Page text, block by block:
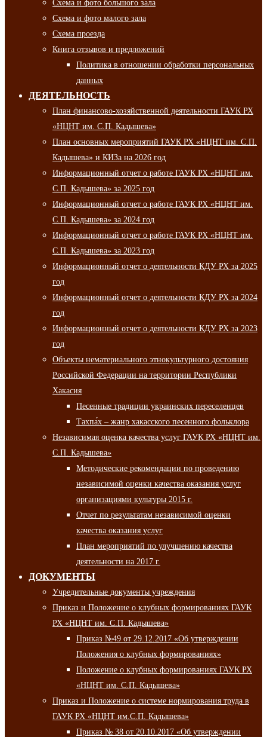
Схема и фото большого зала
Схема и фото малого зала
Схема проезда
Книга отзывов и предложений
Политика в отношении обработки персональных
данных
ДЕЯТЕЛЬНОСТЬ
План финансово-хозяйственной деятельности ГАУК РХ
«НЦНТ им. С.П. Кадышева»
План основных мероприятий ГАУК РХ «НЦНТ им. С.П.
Кадышева» и КИЗа на 2026 год
Информационный отчет о работе ГАУК РХ «НЦНТ им.
С.П. Кадышева» за 2025 год
Информационный отчет о работе ГАУК РХ «НЦНТ им.
С.П. Кадышева» за 2024 год
Информационный отчет о работе ГАУК РХ «НЦНТ им.
С.П. Кадышева» за 2023 год
Информационный отчет о деятельности КДУ РХ за 2025
год
Информационный отчет о деятельности КДУ РХ за 2024
год
Информационный отчет о деятельности КДУ РХ за 2023
год
Объекты нематериального этнокультурного достояния
Российской Федерации на территории Республики
Хакасия
Песенные традиции украинских переселенцев
Тахпа́х – жанр хакасского песенного фольклора
Независимая оценка качества услуг ГАУК РХ «НЦНТ им.
С.П. Кадышева»
Методические рекомендации по проведению
независимой оценки качества оказания услуг
организациями культуры 2015 г.
Отчет по результатам независимой оценки
качества оказания услуг
План мероприятий по улучшению качества
деятельности на 2017 г.
ДОКУМЕНТЫ
Учредительные документы учреждения
Приказ и Положение о клубных формированиях ГАУК
РХ «НЦНТ им. С.П. Кадышева»
Приказ №49 от 29.12.2017 «Об утверждении
Положения о клубных формированиях»
Положение о клубных формированиях ГАУК РХ
«НЦНТ им. С.П. Кадышева»
Приказ и Положение о системе нормирования труда в
ГАУК РХ «НЦНТ им.С.П. Кадышева»
Приказ № 38 от 20.10.2017 «Об утверждении